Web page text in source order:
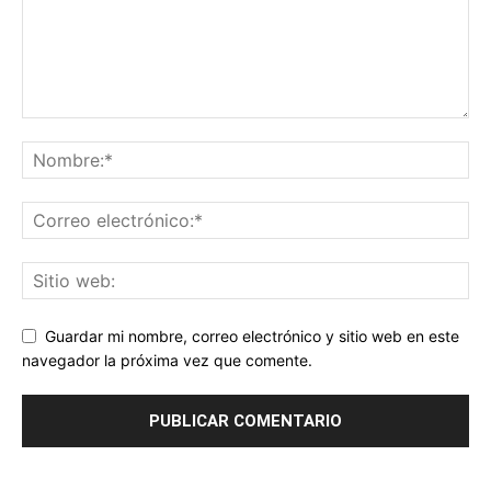
Guardar mi nombre, correo electrónico y sitio web en este
navegador la próxima vez que comente.